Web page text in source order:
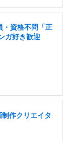
・資格不問「正
ガ好き歓迎
作クリエイタ